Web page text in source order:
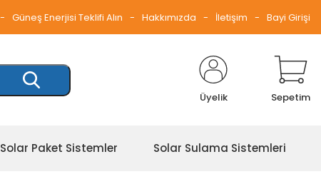
Güneş Enerjisi Teklifi Alın Hakkımızda İletişim Bayi Girişi
Üyelik Sepetim
Solar Paket Sistemler Solar Sulama Sistemleri